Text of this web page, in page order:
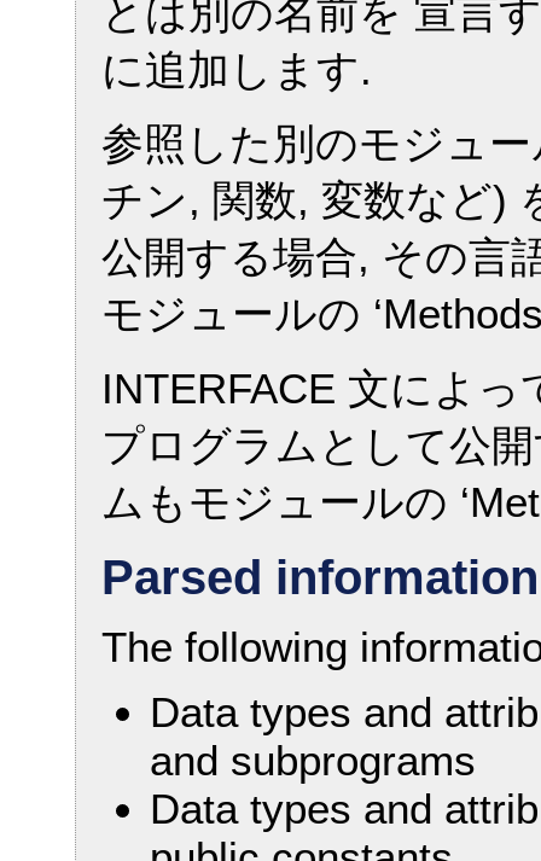
とは別の名前を 宣言
に追加します.
参照した別のモジュ
チン, 関数, 変数など)
公開する場合, その言
モジュールの
INTERFACE 文によ
プログラムとして公
ムもモジュールの
Parsed information
The following
Data types and
and subprograms
Data types and